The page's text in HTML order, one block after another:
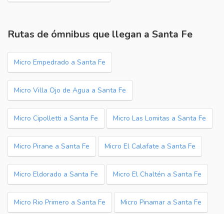
Rutas de ómnibus que llegan a Santa Fe
Micro Empedrado a Santa Fe
Micro Villa Ojo de Agua a Santa Fe
Micro Cipolletti a Santa Fe Micro Las Lomitas a Santa Fe
Micro Pirane a Santa Fe Micro El Calafate a Santa Fe
Micro Eldorado a Santa Fe Micro El Chaltén a Santa Fe
Micro Rio Primero a Santa Fe Micro Pinamar a Santa Fe